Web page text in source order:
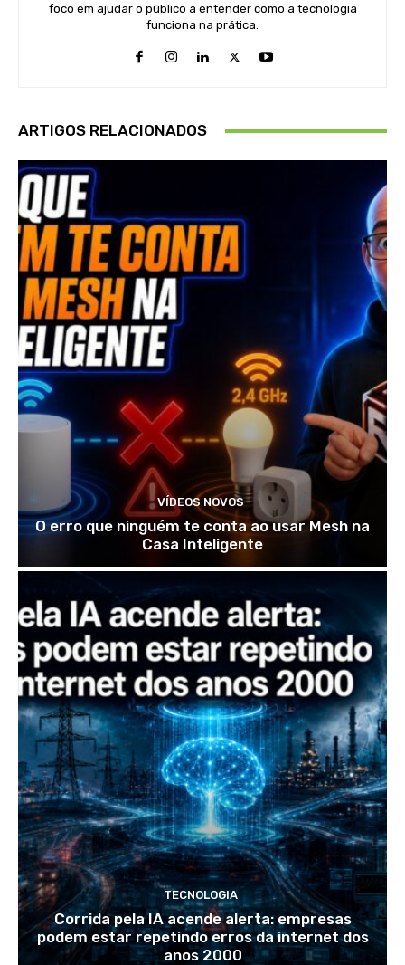
foco em ajudar o público a entender como a tecnologia
funciona na prática.
ARTIGOS RELACIONADOS
VÍDEOS NOVOS
O erro que ninguém te conta ao usar Mesh na
Casa Inteligente
TECNOLOGIA
Corrida pela IA acende alerta: empresas
podem estar repetindo erros da internet dos
anos 2000